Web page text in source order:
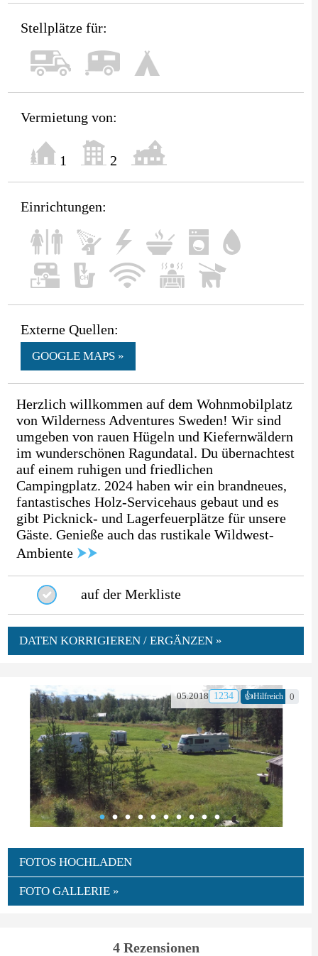
Stellplätze für:
Vermietung von:
1 2
Einrichtungen:
Externe Quellen:
GOOGLE MAPS »
Herzlich willkommen auf dem Wohnmobilplatz
von Wilderness Adventures Sweden! Wir sind
umgeben von rauen Hügeln und Kiefernwäldern
im wunderschönen Ragundatal. Du übernachtest
auf einem ruhigen und friedlichen
Campingplatz. 2024 haben wir ein brandneues,
fantastisches Holz-Servicehaus gebaut und es
gibt Picknick- und Lagerfeuerplätze für unsere
Gäste. Genieße auch das rustikale Wildwest-
Ambiente ⮞⮞
auf der Merkliste
DATEN KORRIGIEREN / ERGÄNZEN »
05.2018 1234 👍Hilfreich 0
FOTOS HOCHLADEN
FOTO GALLERIE »
4 Rezensionen